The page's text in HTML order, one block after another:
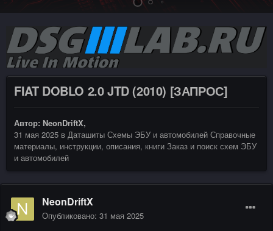
FIAT DOBLO 2.0 JTD (2010) [ЗАПРОС]
Автор: NeonDriftX,
31 мая 2025 в Даташиты Схемы ЭБУ и автомобилей Справочные
материалы, инструкции, описания, книги Заказ и поиск схем ЭБУ
и автомобилей
NeonDriftX
Опубликовано: 31 мая 2025